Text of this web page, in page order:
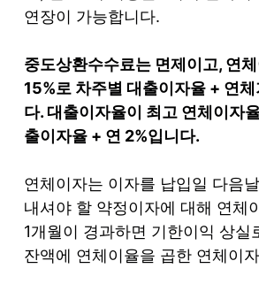
연장이 가능합니다.
중도상환수수료는 면제이고, 연
15%로 차주별 대출이자율 + 연
다. 대출이자율이 최고 연체이자
출이자율 + 연 2%입니다.
연체이자는 이자를 납입일 다음
내셔야 할 약정이자에 대해 연체
1개월이 경과하면 기한이익 상실
잔액에 연체이율을 곱한 연체이